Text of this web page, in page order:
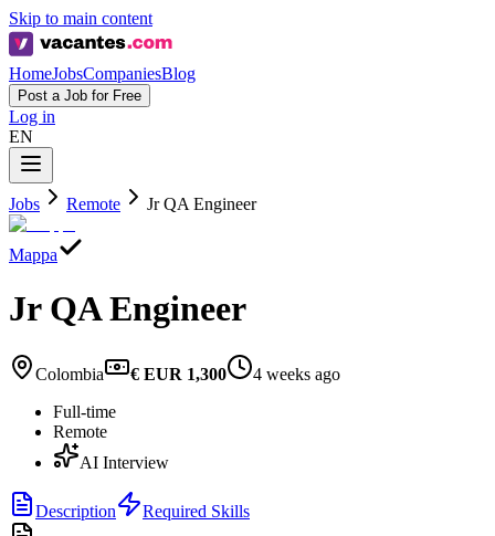
Skip to main content
HomeJobsCompaniesBlog
Post a Job for Free
Log in
EN
Jobs Remote Jr QA Engineer
Mappa
Jr QA Engineer
Colombia € EUR 1,300
4 weeks ago
Full-time
Remote
AI Interview
Description Required Skills